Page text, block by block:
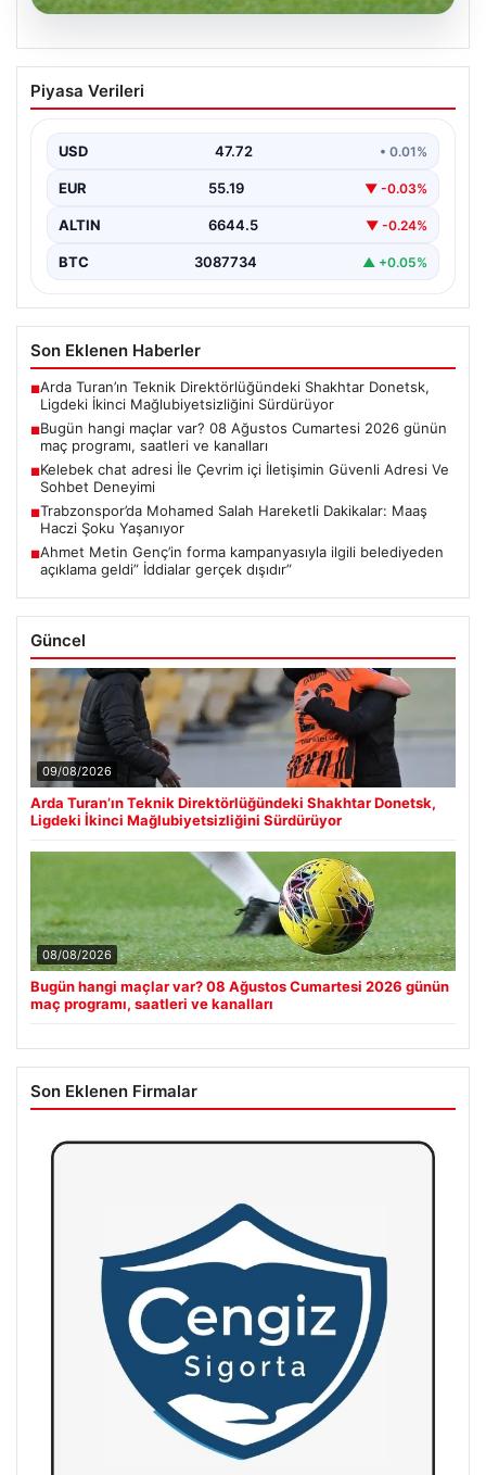
08.08.2026
Bugün hangi maçlar var? 08 Ağustos
Cumartesi 2026 günün maç programı,
Piyasa Verileri
USD 47.72 • 0.01%
EUR 55.19 ▼ -0.03%
ALTIN 6644.5 ▼ -0.24%
BTC 3087734 ▲ +0.05%
Son Eklenen Haberler
■Arda Turan’ın Teknik Direktörlüğündeki Shakhtar Donetsk,
Ligdeki İkinci Mağlubiyetsizliğini Sürdürüyor
■Bugün hangi maçlar var? 08 Ağustos Cumartesi 2026 günün
maç programı, saatleri ve kanalları
■Kelebek chat adresi İle Çevrim içi İletişimin Güvenli Adresi Ve
Sohbet Deneyimi
■Trabzonspor’da Mohamed Salah Hareketli Dakikalar: Maaş
Haczi Şoku Yaşanıyor
■Ahmet Metin Genç’in forma kampanyasıyla ilgili belediyeden
açıklama geldi” İddialar gerçek dışıdır”
Güncel
09/08/2026
Arda Turan’ın Teknik Direktörlüğündeki Shakhtar Donetsk,
Ligdeki İkinci Mağlubiyetsizliğini Sürdürüyor
08/08/2026
Bugün hangi maçlar var? 08 Ağustos Cumartesi 2026 günün
maç programı, saatleri ve kanalları
Son Eklenen Firmalar